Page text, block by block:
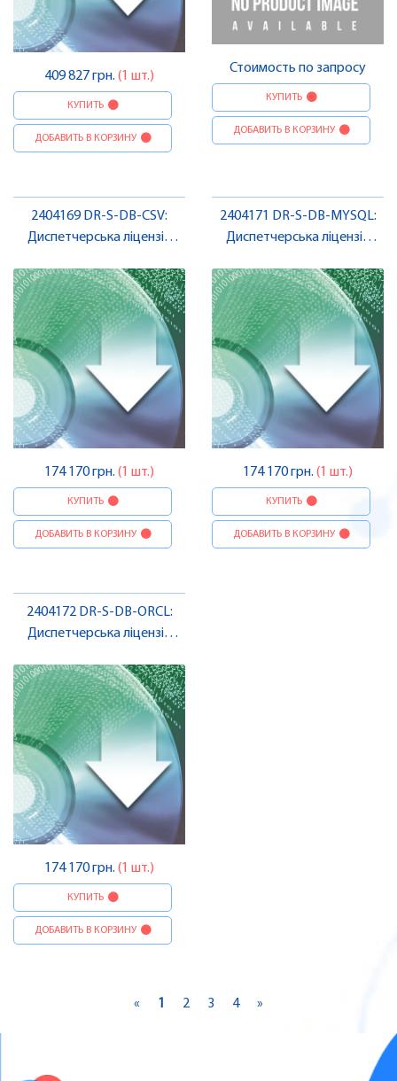
409 827 грн. (1 шт.)
КУПИТЬ
ДОБАВИТЬ В КОРЗИНУ
Стоимость по запросу
КУПИТЬ
ДОБАВИТЬ В КОРЗИНУ
2404169 DR-S-DB-CSV:
Диспетчерська ліцензія
174 170 грн. (1 шт.)
КУПИТЬ
ДОБАВИТЬ В КОРЗИНУ
2404171 DR-S-DB-MYSQL:
Диспетчерська ліцензія
174 170 грн. (1 шт.)
КУПИТЬ
ДОБАВИТЬ В КОРЗИНУ
2404172 DR-S-DB-ORCL:
Диспетчерська ліцензія
174 170 грн. (1 шт.)
КУПИТЬ
ДОБАВИТЬ В КОРЗИНУ
« 1 2 3 4 »